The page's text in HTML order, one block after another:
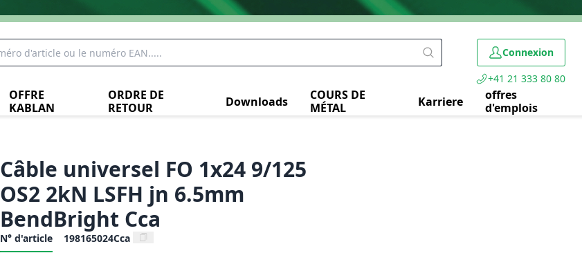
Connexion
+41 21 333 80 80
OFFRE
KABLAN
ORDRE DE
RETOUR
Downloads
COURS DE
MÉTAL
Karriere
offres
d'emplois
Câble universel FO 1x24 9/125
OS2 2kN LSFH jn 6.5mm
BendBright Cca
N° d'article 198165024Cca